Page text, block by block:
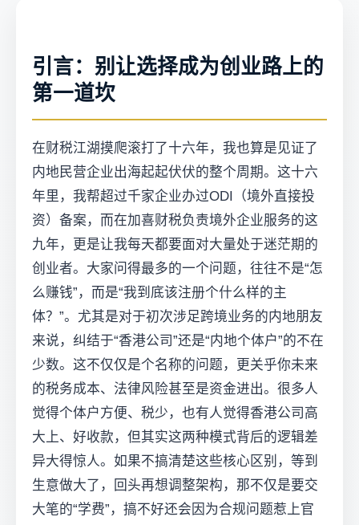
引言：别让选择成为创业路上的
第一道坎
在财税江湖摸爬滚打了十六年，我也算是见证了
内地民营企业出海起起伏伏的整个周期。这十六
年里，我帮超过千家企业办过ODI（境外直接投
资）备案，而在加喜财税负责境外企业服务的这
九年，更是让我每天都要面对大量处于迷茫期的
创业者。大家问得最多的一个问题，往往不是“怎
么赚钱”，而是“我到底该注册个什么样的主
体？”。尤其是对于初次涉足跨境业务的内地朋友
来说，纠结于“香港公司”还是“内地个体户”的不在
少数。这不仅仅是个名称的问题，更关乎你未来
的税务成本、法律风险甚至是资金进出。很多人
觉得个体户方便、税少，也有人觉得香港公司高
大上、好收款，但其实这两种模式背后的逻辑差
异大得惊人。如果不搞清楚这些核心区别，等到
生意做大了，回头再想调整架构，那不仅是要交
大笔的“学费”，搞不好还会因为合规问题惹上官